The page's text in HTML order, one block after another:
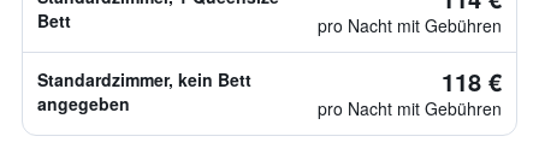
Bett
pro Nacht mit Gebühren
Standardzimmer, kein Bett
angegeben
118 €
pro Nacht mit Gebühren